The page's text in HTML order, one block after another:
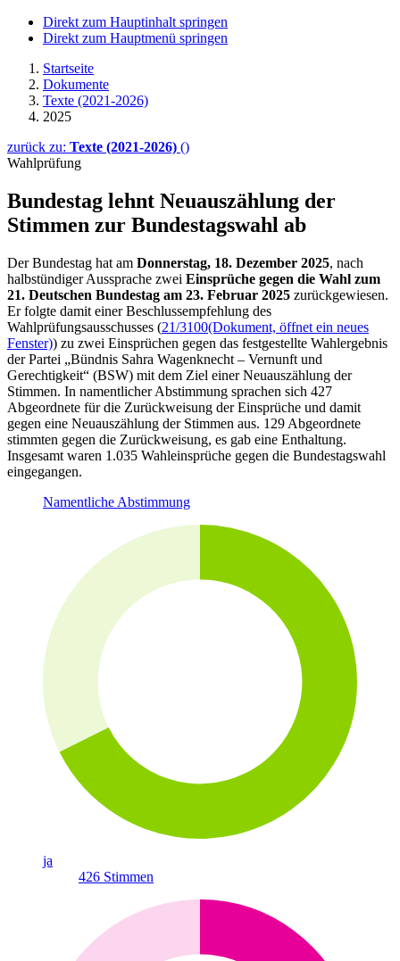
Direkt zum Hauptinhalt springen
Direkt zum Hauptmenü springen
Startseite
Dokumente
Texte (2021-2026)
2025
zurück zu: Texte (2021-2026) ()
Wahlprüfung
Bundestag lehnt Neuauszählung der
Stimmen zur Bundestagswahl ab
Der Bundestag hat am Donnerstag, 18. Dezember 2025, nach
halbstündiger Aussprache zwei Einsprüche gegen die Wahl zum
21. Deutschen Bundestag am 23. Februar 2025 zurückgewiesen.
Er folgte damit einer Beschlussempfehlung des
Wahlprüfungsausschusses (21/3100(Dokument, öffnet ein neues
Fenster)) zu zwei Einsprüchen gegen das festgestellte Wahlergebnis
der Partei „Bündnis Sahra Wagenknecht – Vernunft und
Gerechtigkeit“ (BSW) mit dem Ziel einer Neuauszählung der
Stimmen. In namentlicher Abstimmung sprachen sich 427
Abgeordnete für die Zurückweisung der Einsprüche und damit
gegen eine Neuauszählung der Stimmen aus. 129 Abgeordnete
stimmten gegen die Zurückweisung, es gab eine Enthaltung.
Insgesamt waren 1.035 Wahleinsprüche gegen die Bundestagswahl
eingegangen.
Namentliche Abstimmung
ja
426 Stimmen